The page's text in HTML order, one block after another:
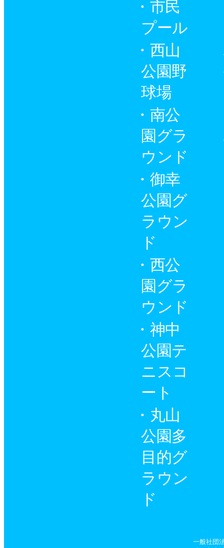
市民
プール
西山
公園野
球場
南公
園グラ
ウンド
御幸
公園グ
ラウン
ド
西公
園グラ
ウンド
神中
公園テ
ニスコ
ート
丸山
公園多
目的グ
ラウン
ド
一般社団